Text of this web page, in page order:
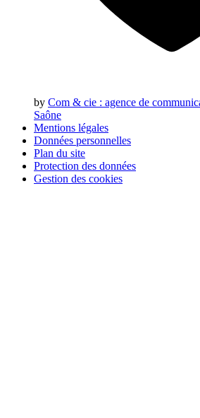
by Com & cie : agence de
Saône
Mentions légales
Données personnelles
Plan du site
Protection des données
Gestion des cookies